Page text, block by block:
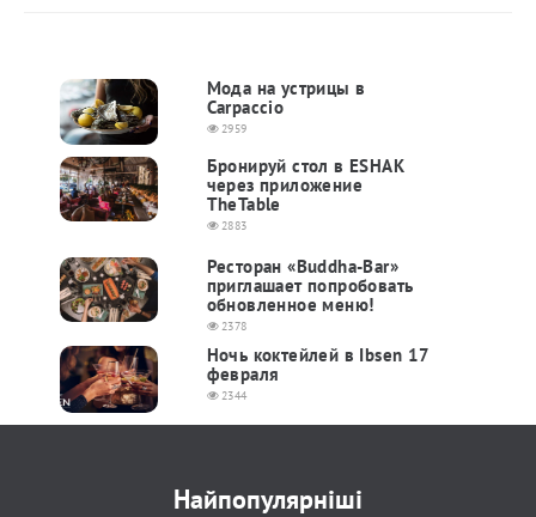
Мода на устрицы в
Carpaccio
2959
Бронируй стол в ESHAK
через приложение
TheTable
2883
Ресторан «Buddha-Bar»
приглашает попробовать
обновленное меню!
2378
Ночь коктейлей в Ibsen 17
февраля
2344
Найпопулярніші